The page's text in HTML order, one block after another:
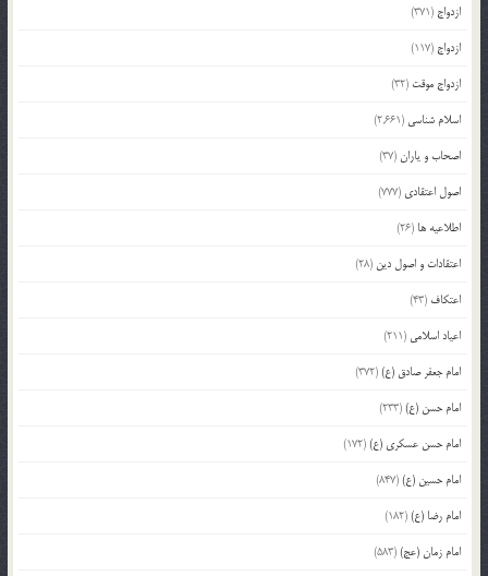
ازدواج (371)
ازدواج (117)
ازدواج موقت (32)
اسلام شناسی (2,661)
اصحاب و یاران(37)
اصول اعتقادی (777)
اطلاعیه ها (26)
اعتقادات و اصول دین (28)
اعتکاف (43)
اعیاد اسلامی (211)
امام جعفر صادق (ع)(372)
امام حسن (ع)(233)
امام حسن عسکری (ع)(172)
امام حسین (ع)(847)
امام رضا (ع)(182)
امام زمان (عج)(583)